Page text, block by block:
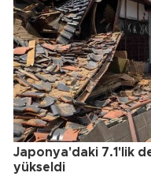
Japonya'daki 7.1'lik
yükseldi